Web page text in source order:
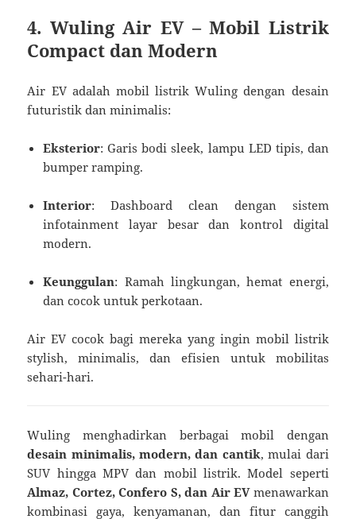
4. Wuling Air EV – Mobil Listrik
Compact dan Modern
Air EV adalah mobil listrik Wuling dengan desain
futuristik dan minimalis:
Eksterior: Garis bodi sleek, lampu LED tipis, dan
bumper ramping.
Interior: Dashboard clean dengan sistem
infotainment layar besar dan kontrol digital
modern.
Keunggulan: Ramah lingkungan, hemat energi,
dan cocok untuk perkotaan.
Air EV cocok bagi mereka yang ingin mobil listrik
stylish, minimalis, dan efisien untuk mobilitas
sehari-hari.
Wuling menghadirkan berbagai mobil dengan
desain minimalis, modern, dan cantik, mulai dari
SUV hingga MPV dan mobil listrik. Model seperti
Almaz, Cortez, Confero S, dan Air EVmenawarkan
kombinasi gaya, kenyamanan, dan fitur canggih